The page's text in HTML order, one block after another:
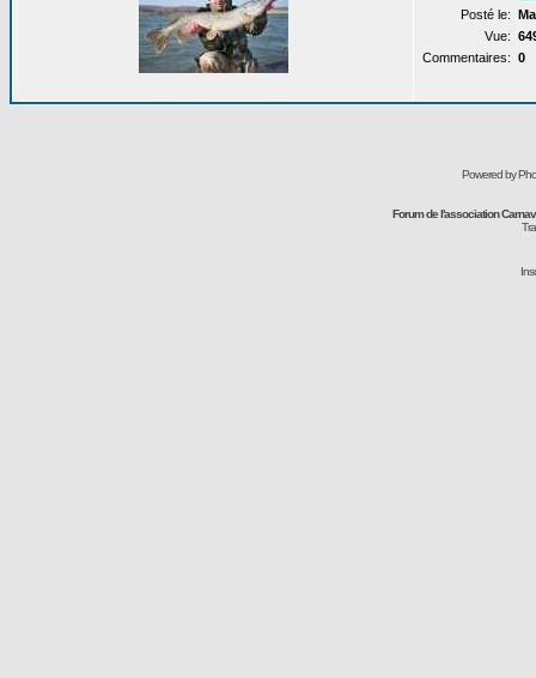
Posté le:
Vue:
Commentaires: 0
Powered by
Forum de l'association